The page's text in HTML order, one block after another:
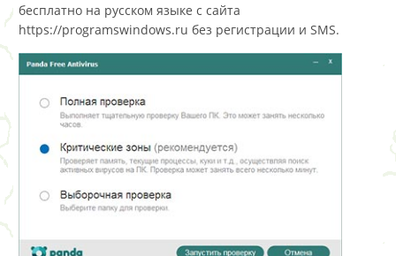
бесплатно на русском языке с сайта
https://programswindows.ru без регистрации и SMS.